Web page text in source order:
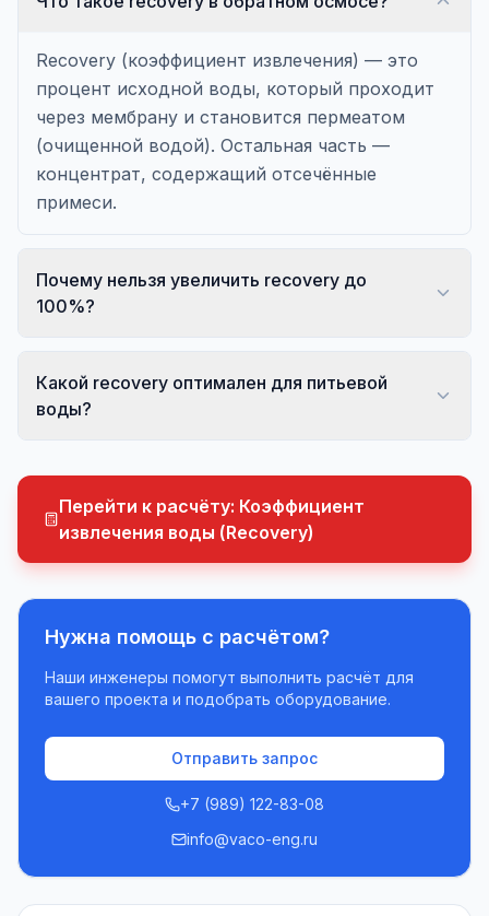
Recovery (коэффициент извлечения) — это
процент исходной воды, который проходит
через мембрану и становится пермеатом
(очищенной водой). Остальная часть —
концентрат, содержащий отсечённые
примеси.
Почему нельзя увеличить recovery до
100%?
Какой recovery оптимален для питьевой
воды?
Перейти к расчёту: Коэффициент
извлечения воды (Recovery)
Нужна помощь с расчётом?
Наши инженеры помогут выполнить расчёт для
вашего проекта и подобрать оборудование.
Отправить запрос
+7 (989) 122-83-08
info@vaco-eng.ru